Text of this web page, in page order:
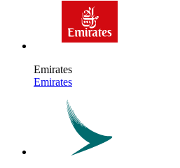
Emirates
Emirates